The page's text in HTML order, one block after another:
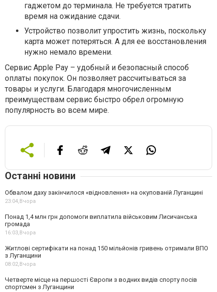
гаджетом до терминала. Не требуется тратить
время на ожидание сдачи.
Устройство позволит упростить жизнь, поскольку
карта может потеряться. А для ее восстановления
нужно немало времени.
Сервис Apple Pay – удобный и безопасный способ
оплаты покупок. Он позволяет рассчитываться за
товары и услуги. Благодаря многочисленным
преимуществам сервис быстро обрел огромную
популярность во всем мире.
Останні новини
Обвалом даху закінчилося «відновлення» на окупованій Луганщині
23:04,Вчора
Понад 1,4 млн грн допомоги виплатила військовим Лисичанська
громада
16:03,Вчора
Житлові сертифікати на понад 150 мільйонів гривень отримали ВПО
з Луганщини
08:02,Вчора
Четверте місце на першості Європи з водних видів спорту посів
спортсмен з Луганщини